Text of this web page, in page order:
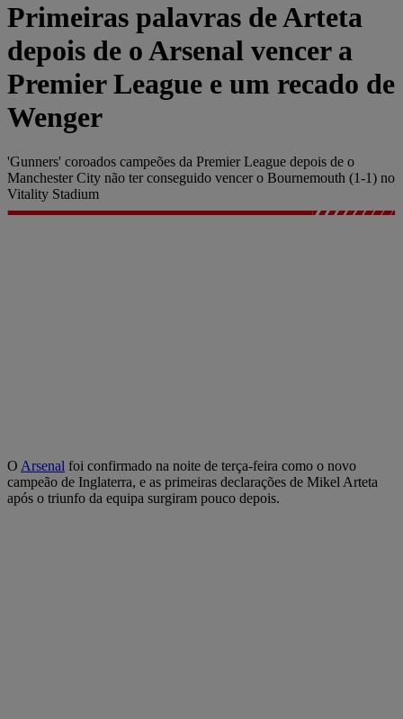
Primeiras palavras de Arteta
depois de o Arsenal vencer a
Premier League e um recado de
Wenger
'Gunners' coroados campeões da Premier League depois de o
Manchester City não ter conseguido vencer o Bournemouth (1-1) no
Vitality Stadium
O Arsenal foi confirmado na noite de terça-feira como o novo
campeão de Inglaterra, e as primeiras declarações de Mikel Arteta
após o triunfo da equipa surgiram pouco depois.